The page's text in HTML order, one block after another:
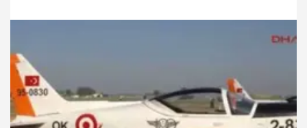
önce envanterine katmayı istiyor.
13.06.2024